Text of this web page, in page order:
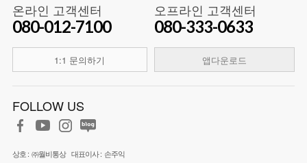
온라인 고객센터
080-012-7100
1:1 문의하기
오프라인 고객센터
080-333-0633
앱다운로드
FOLLOW US
상호 : ㈜월비통상 대표이사 : 손주익